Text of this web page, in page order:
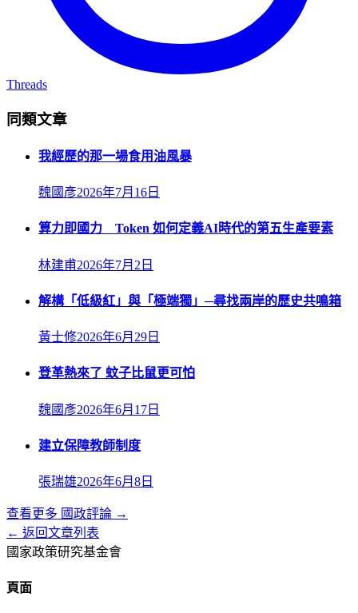
Threads
同類文章
我經歷的那一場食用油風暴
魏國彥2026年7月16日
算力即國力 Token 如何定義AI時代的第五生產要素
林建甫2026年7月2日
解構「低級紅」與「極端獨」─尋找兩岸的歷史共鳴箱
黃士修2026年6月29日
登革熱來了 蚊子比鼠更可怕
魏國彥2026年6月17日
建立保障教師制度
張瑞雄2026年6月8日
查看更多 國政評論 →
← 返回文章列表
國家政策研究基金會
頁面